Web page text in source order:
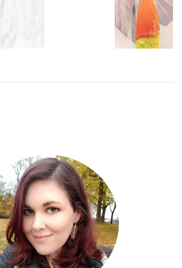
LÄS MER LÄS
MER